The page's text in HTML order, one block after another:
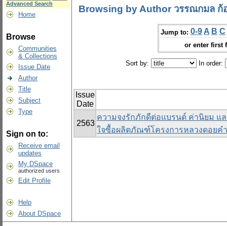
Advanced Search
Home
Browse
Communities
& Collections
Issue Date
Author
Title
Subject
Type
Sign on to:
Receive email
updates
My DSpace
authorized users
Edit Profile
Help
About DSpace
Browsing by Author วรรณกมล ก้
Jump to: 0-9 A B C
or enter first
Sort by: In order:
Issue
Date
2563
ความจงรักภักดีต่อแบรนด์ ค่านิยม แ
ใจซื้อผลิตภัณฑ์โครงการหลวงดอยค